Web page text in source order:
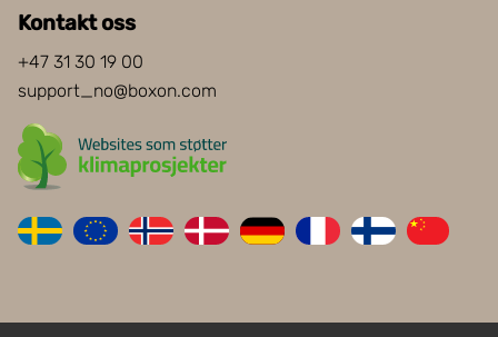
Kontakt oss
+47 31 30 19 00
support_no@boxon.com